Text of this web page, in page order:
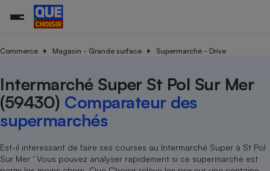
Commerce Magasin - Grande surface Supermarché - Drive
Intermarché Super St Pol Sur Mer
(59430) Comparateur des
supermarchés
Est-il intéressant de faire ses courses au Intermarché Super à St Pol
Sur Mer ’ Vous pouvez analyser rapidement si ce supermarché est
Additifs
Magasin - Grande surface
Organismes de défense
Système judiciaire
Achat - Vente - Travaux
Location
Sport
électrique
Démarche administrative
Senior
Service marchand
Train
Transport aérien
Toutes les actualités
Enquêtes
Guides d'achat
Conseils
Tous les services
Soumettre un litige
Tous nos combats
Nos actions
Nos grandes victoires
Les billets de la présidente
L’association
Nos missions
Notre méthodologie
Notre financement